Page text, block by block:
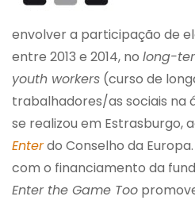
envolver a participação de
entre 2013 e 2014, no long-
youth workers (curso de
trabalhadores/as sociais na
se realizou em Estrasburgo,
Enterdo Conselho da
com o financiamento da
Enter the Game Too